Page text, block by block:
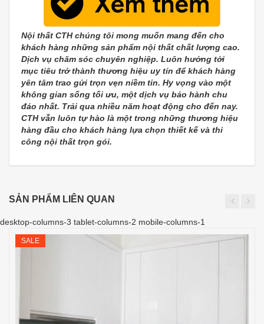
Nội thất CTH chúng tôi mong muốn mang đến cho
khách hàng những sản phẩm nội thất chất lượng cao.
Dịch vụ chăm sóc chuyên nghiệp. Luôn hướng tới
mục tiêu trở thành thương hiệu uy tín để khách hàng
yên tâm trao gửi trọn vẹn niềm tin. Hy vọng vào một
không gian sống tối ưu, một dịch vụ bảo hành chu
đáo nhất. Trải qua nhiều năm hoạt động cho đến nay.
CTH vẫn luôn tự hào là một trong những thương hiệu
hàng đầu cho khách hàng lựa chọn thiết kế và thi
công nội thất trọn gói.
SẢN PHẨM LIÊN QUAN
desktop-columns-3 tablet-columns-2 mobile-columns-1
SALE